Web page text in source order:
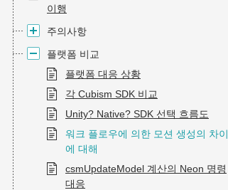
이행
주의사항
플랫폼 비교
플랫폼 대응 상황
각 Cubism SDK 비교
Unity? Native? SDK 선택 흐름도
워크 플로우에 의한 모션 생성의 차이
에 대해
csmUpdateModel 계산의 Neon 명령
대응